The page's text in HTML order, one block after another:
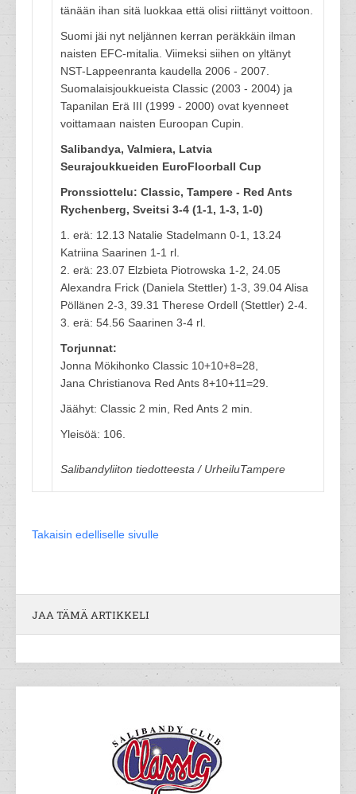
tänään ihan sitä luokkaa että olisi riittänyt voittoon.
Suomi jäi nyt neljännen kerran peräkkäin ilman
naisten EFC-mitalia. Viimeksi siihen on yltänyt
NST-Lappeenranta kaudella 2006 - 2007.
Suomalaisjoukkueista Classic (2003 - 2004) ja
Tapanilan Erä III (1999 - 2000) ovat kyenneet
voittamaan naisten Euroopan Cupin.
Salibandya, Valmiera, Latvia
Seurajoukkueiden EuroFloorball Cup
Pronssiottelu: Classic, Tampere - Red Ants
Rychenberg, Sveitsi 3-4 (1-1, 1-3, 1-0)
1. erä: 12.13 Natalie Stadelmann 0-1, 13.24
Katriina Saarinen 1-1 rl.
2. erä: 23.07 Elzbieta Piotrowska 1-2, 24.05
Alexandra Frick (Daniela Stettler) 1-3, 39.04 Alisa
Pöllänen 2-3, 39.31 Therese Ordell (Stettler) 2-4.
3. erä: 54.56 Saarinen 3-4 rl.
Torjunnat:
Jonna Mökihonko Classic 10+10+8=28,
Jana Christianova Red Ants 8+10+11=29.
Jäähyt: Classic 2 min, Red Ants 2 min.
Yleisöä: 106.
Salibandyliiton tiedotteesta / UrheiluTampere
Takaisin edelliselle sivulle
JAA TÄMÄ ARTIKKELI